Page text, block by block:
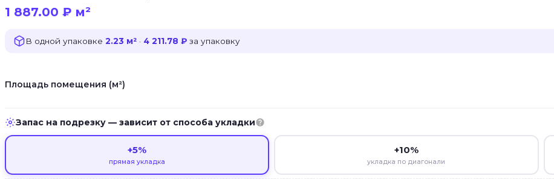
1 887.00 ₽ м²
В одной упаковке 2.23 м² · 4 211.78 ₽ за упаковку
Площадь помещения (м²)
Запас на подрезку — зависит от способа укладки
+5%
прямая укладка
+10%
укладка по диагонали